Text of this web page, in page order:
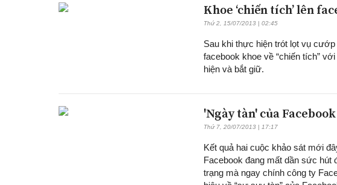
Khoe ‘chiến tích’ lên
Thứ 2, 15/07/2013 | 02:45
Sau khi thực hiện trót lọt vụ
facebook khoe về “chiến tích”
hiện và bắt giữ.
'Ngày tàn' của
Thứ 7, 20/07/2013 | 17:17
Kết quả hai cuộc khảo sát mới
Facebook đang mất dần sức
trạng mà ngay chính công ty